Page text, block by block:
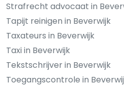
Strafrecht advocaat in
Tapijt reinigen in Beverwijk
Taxateurs in Beverwijk
Taxi in Beverwijk
Tekstschrijver in Beverwijk
Toegangscontrole in